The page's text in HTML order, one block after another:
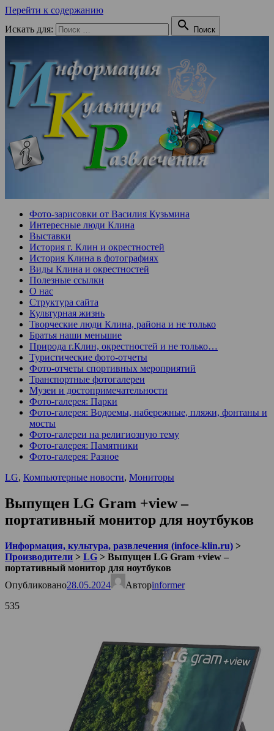
Перейти к содержанию
Искать для:
 Поиск
Фото-зарисовки от Василия Кузьмина
Интересные люди Клина
Выставки
История г. Клин и окрестностей
История Клина в фотографиях
Виды Клина и окрестностей
Полезные ссылки
О нас
Структура сайта
Культурная жизнь
Творческие люди Клина, района и не только
Братья наши меньшие
Природа г.Клин, окрестностей и не только…
Туристические фото-отчеты
Фото-отчеты спортивных мероприятий
Транспортные фотогалереи
Музеи и достопримечательности
Фото-галерея: Парки
Фото-галерея: Водоемы, набережные, пляжи, фонтаны и
мосты
Фото-галереи на религиозную тему
Фото-галерея: Памятники
Фото-галерея: Разное
LG, Компьютерные новости, Мониторы
Выпущен LG Gram +view –
портативный монитор для ноутбуков
Информация, культура, развлечения (infoce-klin.ru) >
Производители > LG > Выпущен LG Gram +view –
портативный монитор для ноутбуков
Опубликовано28.05.2024 Авторinformer
535